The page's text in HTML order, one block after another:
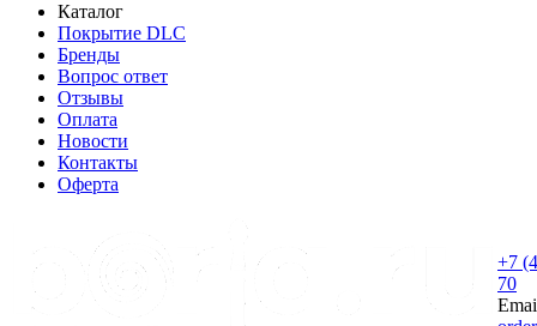
Каталог
Покрытие DLC
Бренды
Вопрос ответ
Отзывы
Оплата
Новости
Контакты
Оферта
+7
70